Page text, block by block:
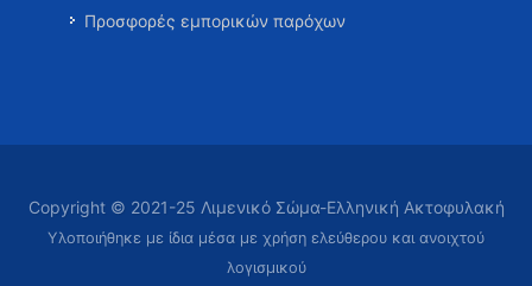
Προσφορές εμπορικών παρόχων
Copyright © 2021-25 Λιμενικό Σώμα-Ελληνική Ακτοφυλακή
Υλοποιήθηκε με ίδια μέσα με χρήση ελεύθερου και ανοιχτού
λογισμικού